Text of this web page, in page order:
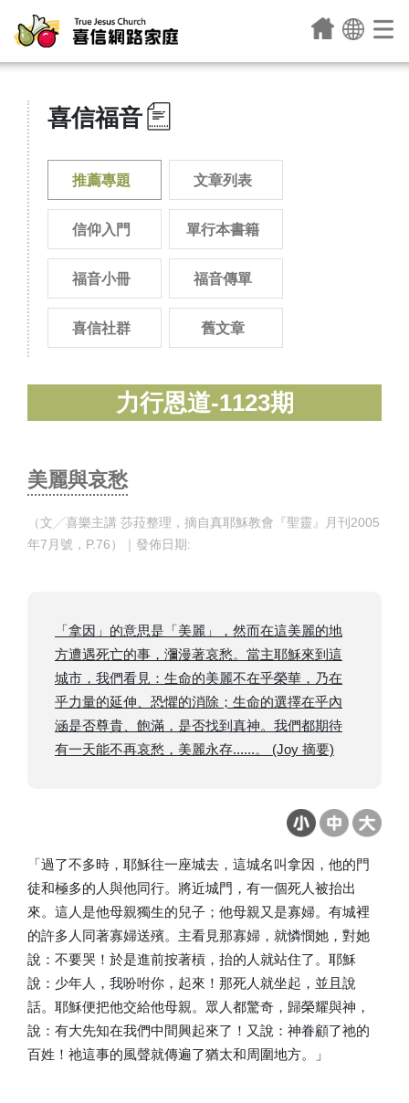
喜信福音
推薦專題 文章列表
信仰入門 單行本書籍
福音小冊 福音傳單
喜信社群 舊文章
力行恩道-1123期
美麗與哀愁
（文╱喜樂主講 莎菈整理，摘自真耶穌教會『聖靈』月刊2005
年7月號，P.76）｜發佈日期:
「拿因」的意思是「美麗」，然而在這美麗的地
方遭遇死亡的事，瀰漫著哀愁。當主耶穌來到這
城市，我們看見：生命的美麗不在乎榮華，乃在
乎力量的延伸、恐懼的消除；生命的選擇在乎內
涵是否尊貴、飽滿，是否找到真神。我們都期待
有一天能不再哀愁，美麗永存......。 (Joy 摘要)
「過了不多時，耶穌往一座城去，這城名叫拿因，他的門
徒和極多的人與他同行。將近城門，有一個死人被抬出
來。這人是他母親獨生的兒子；他母親又是寡婦。有城裡
的許多人同著寡婦送殯。主看見那寡婦，就憐憫她，對她
說：不要哭！於是進前按著槓，抬的人就站住了。耶穌
說：少年人，我吩咐你，起來！那死人就坐起，並且說
話。耶穌便把他交給他母親。眾人都驚奇，歸榮耀與神，
說：有大先知在我們中間興起來了！又說：神眷顧了祂的
百姓！祂這事的風聲就傳遍了猶太和周圍地方。」